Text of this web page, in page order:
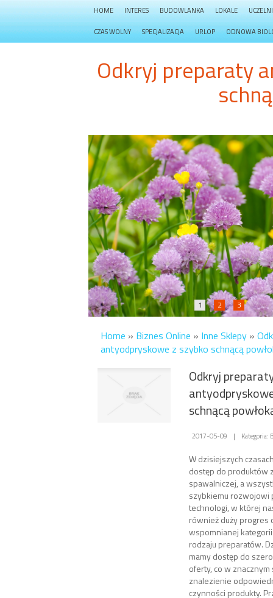
HOME INTERES BUDOWLANKA LOKALE
CZAS WOLNY SPECJALIZACJA URLOP ODNOWA
Odkryj preparaty
1 2 3
Home » Biznes Online » Inne Sklepy »
antyodpryskowe z szybko schnącą
Odkryj
schnącą
2017-05-09 | Kategoria:
W dzisiejszych
dostęp do produktów
spawalniczej, a
szybkiemu
technologi, w której
również duży
wspomnianej
rodzaju preparatów.
mamy dostęp do
oferty, co w znacznym
znalezienie
czynności produkty.